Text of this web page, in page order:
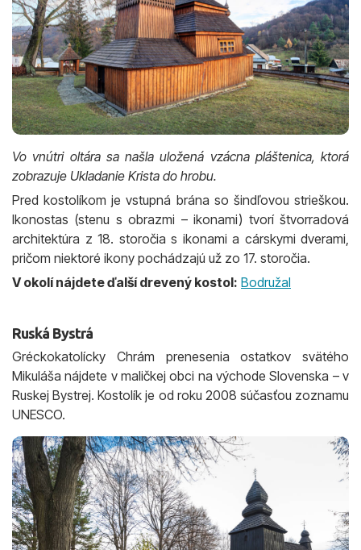
Vo vnútri oltára sa našla uložená vzácna pláštenica, ktorá
zobrazuje Ukladanie Krista do hrobu.
Pred kostolíkom je vstupná brána so šindľovou strieškou.
Ikonostas (stenu s obrazmi – ikonami) tvorí štvorradová
architektúra z 18. storočia s ikonami a cárskymi dverami,
pričom niektoré ikony pochádzajú už zo 17. storočia.
V okolí nájdete ďalší drevený kostol: Bodružal
Ruská Bystrá
Gréckokatolícky Chrám prenesenia ostatkov svätého
Mikuláša nájdete v maličkej obci na východe Slovenska – v
Ruskej Bystrej. Kostolík je od roku 2008 súčasťou zoznamu
UNESCO.